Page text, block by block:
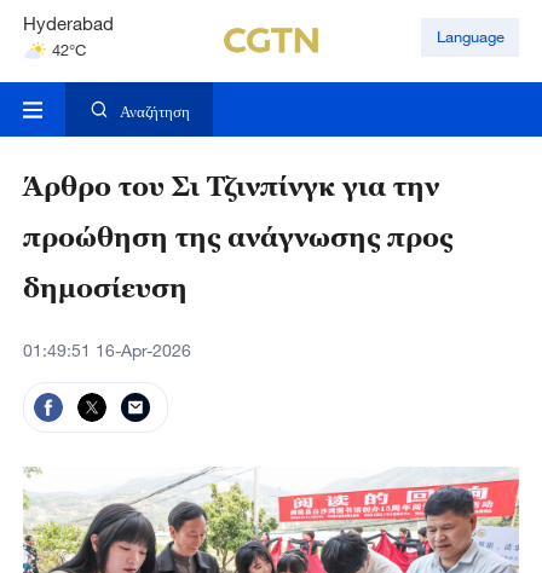
Hyderabad
42°C
Mumbai
Kuala Lumpur
Language
Αναζήτηση
Άρθρο του Σι Τζινπίνγκ για την
προώθηση της ανάγνωσης προς
δημοσίευση
01:49:51 16-Apr-2026